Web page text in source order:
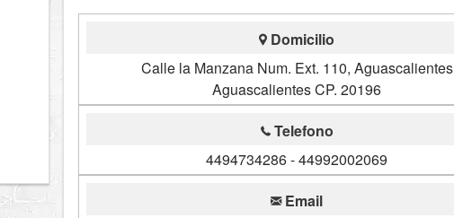
Domicilio
Calle la Manzana Num. Ext. 110, Aguascalientes
Aguascalientes CP. 20196
Telefono
4494734286 - 44992002069
Email